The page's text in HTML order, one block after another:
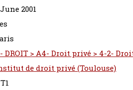
2001
DROIT > A4- Droit privé > 4-2-
de droit privé (Toulouse)